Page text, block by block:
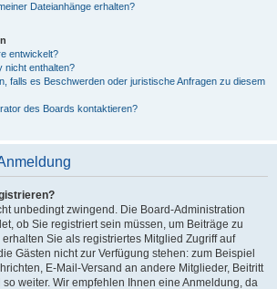
Dateianhänge erhalten?
entwickelt?
nicht enthalten?
falls es Beschwerden oder juristische Anfragen zu diesem
des Boards kontaktieren?
unbedingt zwingend. Die Board-Administration
ob Sie registriert sein müssen, um Beiträge zu
Sie als registriertes Mitglied Zugriff auf
Gästen nicht zur Verfügung stehen: zum Beispiel
E-Mail-Versand an andere Mitglieder, Beitritt
weiter. Wir empfehlen Ihnen eine Anmeldung, da